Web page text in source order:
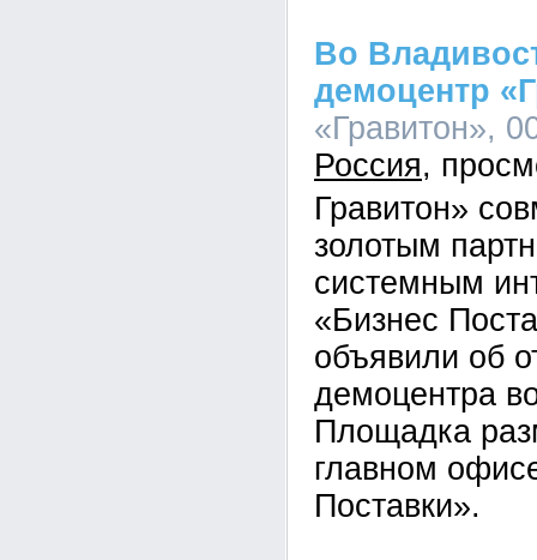
Во
демоцентр
«Гравитон»,
Россия
Гравитон»
золотым
системным
«Бизнес
объявили об
демоцентра
Площадка
главном
Поставки».